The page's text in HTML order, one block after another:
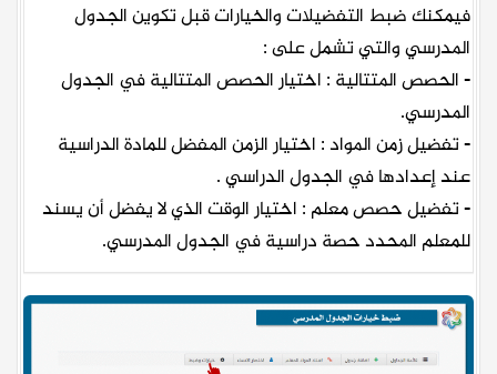
فيمكنك ضبط التفضيلات والخيارات قبل تكوين الجدول
المدرسي والتي تشمل على :
- الحصص المتتالية : اختيار الحصص المتتالية في الجدول
المدرسي.
- تفضيل زمن المواد : اختيار الزمن المفضل للمادة الدراسية
عند إعدادها في الجدول الدراسي .
- تفضيل حصص معلم : اختيار الوقت الذي لا يفضل أن يسند
للمعلم المحدد حصة دراسية في الجدول المدرسي.